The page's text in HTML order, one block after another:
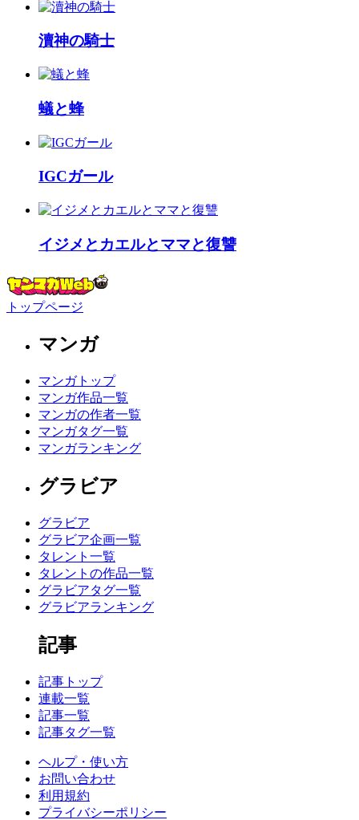
瀆神の騎士
蟻と蜂
IGCガール
イジメとカエルとママと復讐
トップページ
マンガ
マンガトップ
マンガ作品一覧
マンガの作者一覧
マンガタグ一覧
マンガランキング
グラビア
グラビア
グラビア企画一覧
タレント一覧
タレントの作品一覧
グラビアタグ一覧
グラビアランキング
記事
記事トップ
連載一覧
記事一覧
記事タグ一覧
ヘルプ・使い方
お問い合わせ
利用規約
プライバシーポリシー